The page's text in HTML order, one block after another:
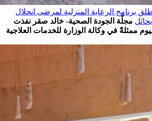
برنامج الرعاية المنزلية لمرضى انحلال
مجلّة الجودة الصحية- خالد صقر نفذت
ممثلةً في وكالة الوزارة للخدمات العلاجية